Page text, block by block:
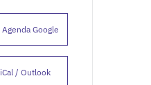
Google
/ Outlook